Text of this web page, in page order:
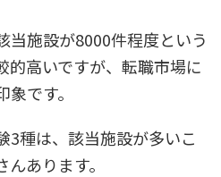
当施設が8000件程度という
的高いですが、転職市場に
です。
3種は、該当施設が多いこ
あります。